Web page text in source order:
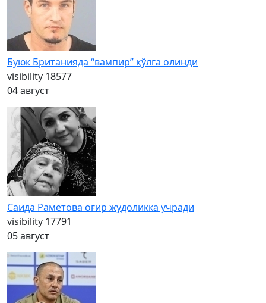
Буюк Британияда “вампир” қўлга олинди
visibility 18577
04 август
Саида Раметова оғир жудоликка учради
visibility 17791
05 август